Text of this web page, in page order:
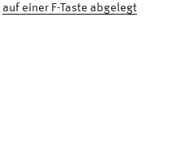
auf einer F-Taste abgelegt